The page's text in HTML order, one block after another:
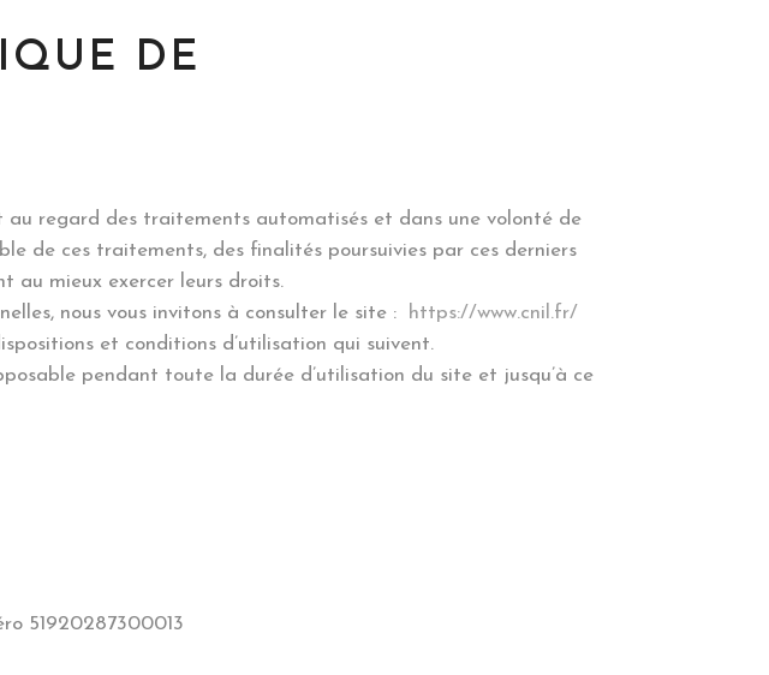
DE
au regard des traitements automatisés et dans une volonté de
de ces traitements, des finalités poursuivies par ces derniers
au mieux exercer leurs droits.
nous vous invitons à consulter le site :
https://www.cnil.fr/
et conditions d’utilisation qui suivent.
pendant toute la durée d’utilisation du site et jusqu’à ce
51920287300013